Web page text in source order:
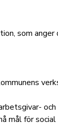
, som
mål för